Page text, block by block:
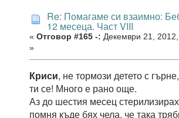
Re: Помагаме си взаимно:
12 месеца. Част VIII
« Отговор #165 -: Декември 21,
»
Криси, не тормози детето с
ти се! Много е рано още.
Аз до шестия месец
помня къде бях чела, че така